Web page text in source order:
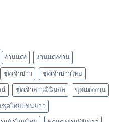
งานแต่ง งานแต่งงาน
ชุดเจ้าบ่าว ชุดเจ้าบ่าวไทย
น์ ชุดเจ้าสาวมินิมอล ชุดแต่งงาน
ชุดไทยแขนยาว